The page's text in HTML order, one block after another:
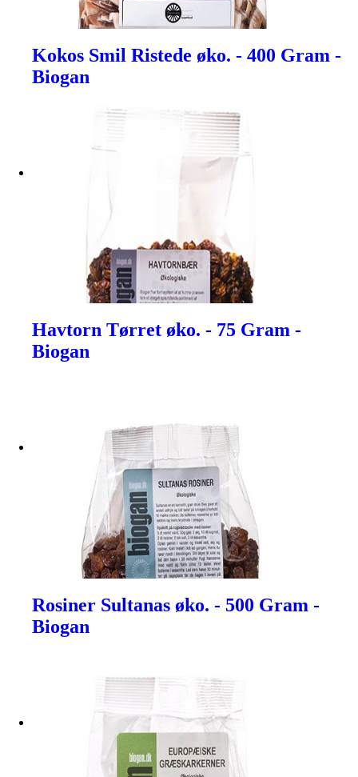
Kokos Smil Ristede øko. - 400 Gram -
Biogan
Havtorn Tørret øko. - 75 Gram -
Biogan
Rosiner Sultanas øko. - 500 Gram -
Biogan